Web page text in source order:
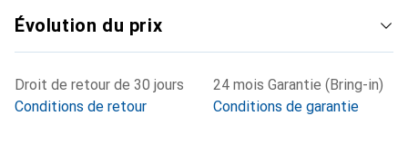
Évolution du prix
Droit de retour de 30 jours
Conditions de retour
24 mois Garantie (Bring-in)
Conditions de garantie